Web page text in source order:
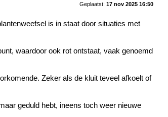
Geplaatst: 17 nov 2025 16:50
is in staat door situaties met
waardoor ook rot ontstaat, vaak genoemd
Zeker als de kluit teveel afkoelt of
geduld hebt, ineens toch weer nieuwe